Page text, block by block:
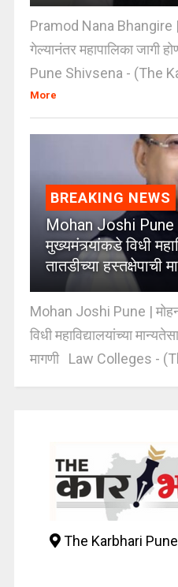
Pramod Nana Bhangire
गेल्यानंतर महापालिका जागी
Pune Shivsena - (The
More
BREAKING NEWS
Mohan Joshi Pune |
मुख्यमंत्र्यांकडे विधी
तातडीच्या हस्तक्षेपाची
Mohan Joshi Pune |
विधी महाविद्यालयांच्या
मागणी Law Colleges -
The Karbhari Pune